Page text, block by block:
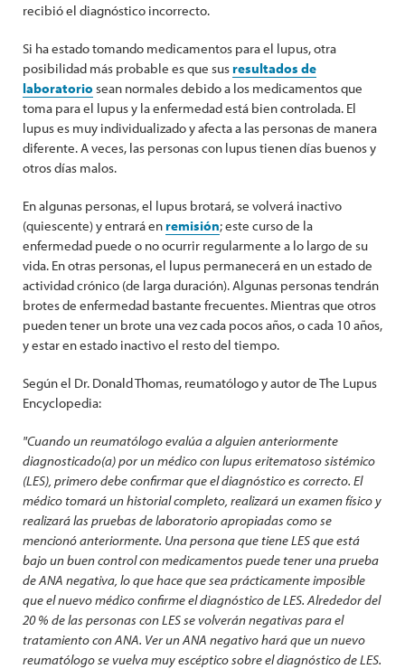
recibió el diagnóstico incorrecto.
Si ha estado tomando medicamentos para el lupus, otra
posibilidad más probable es que susresultados de
laboratoriosean normales debido a los medicamentos que
toma para el lupus y la enfermedad está bien controlada. El
lupus es muy individualizado y afecta a las personas de manera
diferente. A veces, las personas con lupus tienen días buenos y
otros días malos.
En algunas personas, el lupus brotará, se volverá inactivo
(quiescente) y entrará enremisión; este curso de la
enfermedad puede o no ocurrir regularmente a lo largo de su
vida. En otras personas, el lupus permanecerá en un estado de
actividad crónico (de larga duración). Algunas personas tendrán
brotes de enfermedad bastante frecuentes. Mientras que otros
pueden tener un brote una vez cada pocos años, o cada 10 años,
y estar en estado inactivo el resto del tiempo.
Según el Dr. Donald Thomas, reumatólogo y autor de The Lupus
Encyclopedia:
"Cuando un reumatólogo evalúa a alguien anteriormente
diagnosticado(a) por un médico con lupus eritematoso sistémico
(LES), primero debe confirmar que el diagnóstico es correcto. El
médico tomará un historial completo, realizará un examen físico y
realizará las pruebas de laboratorio apropiadas como se
mencionó anteriormente. Una persona que tiene LES que está
bajo un buen control con medicamentos puede tener una prueba
de ANA negativa, lo que hace que sea prácticamente imposible
que el nuevo médico confirme el diagnóstico de LES. Alrededor del
20 % de las personas con LES se volverán negativas para el
tratamiento con ANA. Ver un ANA negativo hará que un nuevo
reumatólogo se vuelva muy escéptico sobre el diagnóstico de LES.